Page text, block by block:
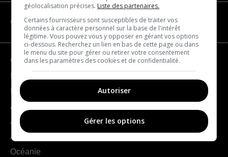
CATÉGORIES
Géographie
Europe
Amériques
Asie
Afrique
Océanie
géolocalisation précises. Liste des partenaires.
Certains fournisseurs sont susceptibles de traiter vos
données à caractère personnel sur la base de l'intérêt
légitime. Vous pouvez vous y opposer en gérant vos options
ci-dessous. Recherchez un lien en bas de cette page ou dans
le menu du site pour gérer ou retirer votre consentement
dans les paramètres des cookies et de confidentialité.
Autoriser
Gérer les options